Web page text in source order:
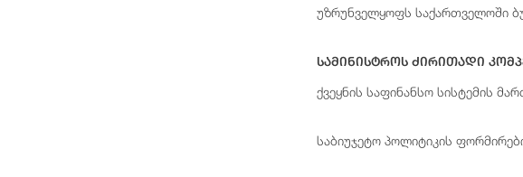
უზრუნველყოფს საქართველოში
Სამინისტროს Ძირითადი
ქვეყნის საფინანსო სისტემის
საბიუჯეტო პოლიტიკის